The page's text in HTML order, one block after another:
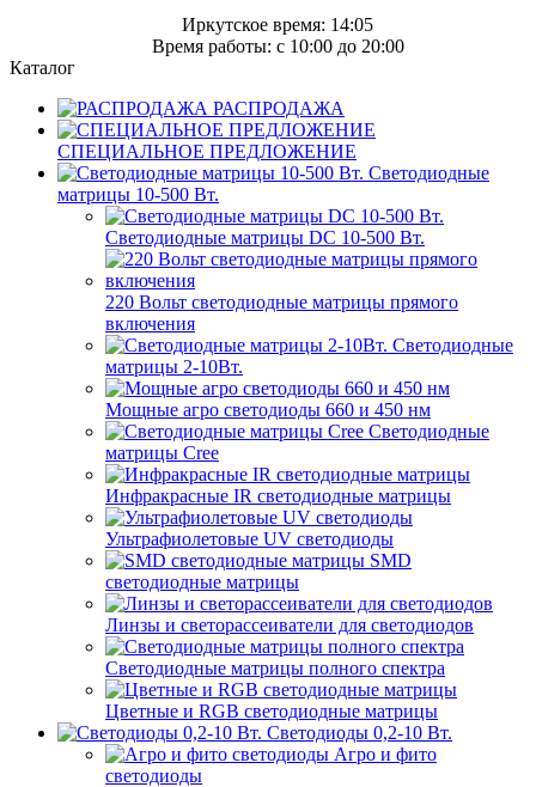
Иркутское время: 14:05
Время работы: c 10:00 до 20:00
Каталог
РАСПРОДАЖА
СПЕЦИАЛЬНОЕ ПРЕДЛОЖЕНИЕ
Светодиодные
матрицы 10-500 Вт.
Светодиодные матрицы DC 10-500 Вт.
220 Вольт cветодиодные матрицы прямого
включения
Светодиодные
матрицы 2-10Вт.
Мощные агро светодиоды 660 и 450 нм
Светодиодные
матрицы Cree
Инфракрасные IR светодиодные матрицы
Ультрафиолетовые UV светодиоды
SMD
светодиодные матрицы
Линзы и светорассеиватели для светодиодов
Светодиодные матрицы полного спектра
Цветные и RGB светодиодные матрицы
Светодиоды 0,2-10 Вт.
Агро и фито
светодиоды